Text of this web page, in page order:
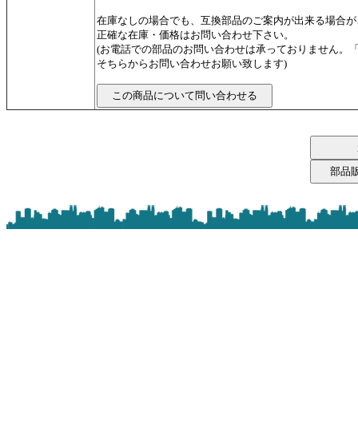
在庫なしの場合でも、互換部品のご案内が出来る場合
正確な在庫・価格はお問い合わせ下さい。
(お電話での部品のお問い合わせは承っておりません。
そちらからお問い合わせお願い致します)